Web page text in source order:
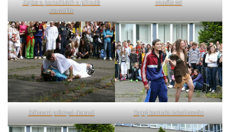
Zajíce v ponožkách v přírodě
neuvidíte
vsaďte se!
Zábavní průmysl dorazil Tajný kontakt lokalizován